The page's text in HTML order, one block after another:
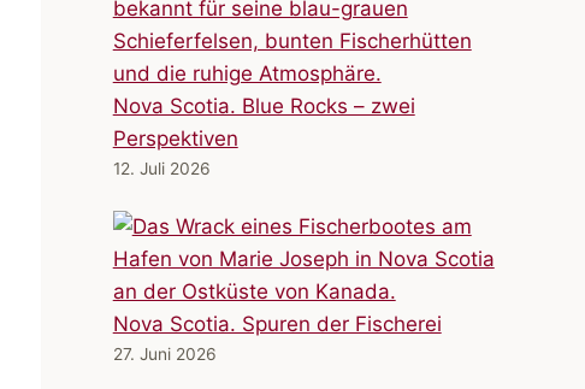
Nova Scotia. Blue Rocks – zwei
Perspektiven
12. Juli 2026
Nova Scotia. Spuren der Fischerei
27. Juni 2026